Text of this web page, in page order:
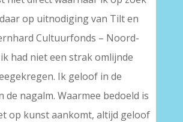
op uitnodiging van Tilt en
Cultuurfonds – Noord-
had niet een strak omlijnde
Ik geloof in de
de nagalm. Waarmee bedoeld is
op kunst aankomt, altijd geloof